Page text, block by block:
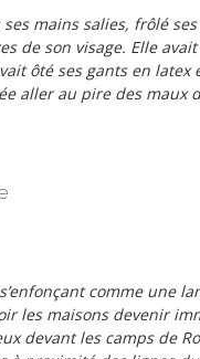
mains salies, frôlé
de son visage. Elle
ôté ses gants en latex
aller au pire des maux
comme une
les maisons devenir
devant les camps de